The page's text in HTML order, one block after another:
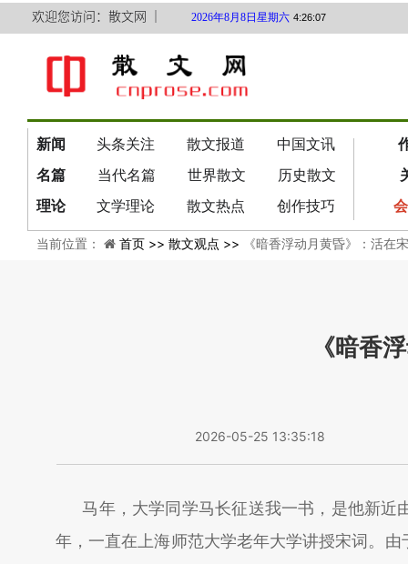
欢迎您访问：散文网 ｜
新闻 头条关注 散文报道 中国文讯
名篇
当代名篇 世界散文 历史散文
理论
文学理论 散文热点 创作技巧
2026年8月8日星期六 4:26:08
当前位置： 首页 >> 散文观点 >> 《暗香浮动月黄昏》：活在
《暗香
2026-05-25 13:35:18
马年，大学同学马长征送我一书，是他新
年，一直在上海师范大学老年大学讲授宋词。